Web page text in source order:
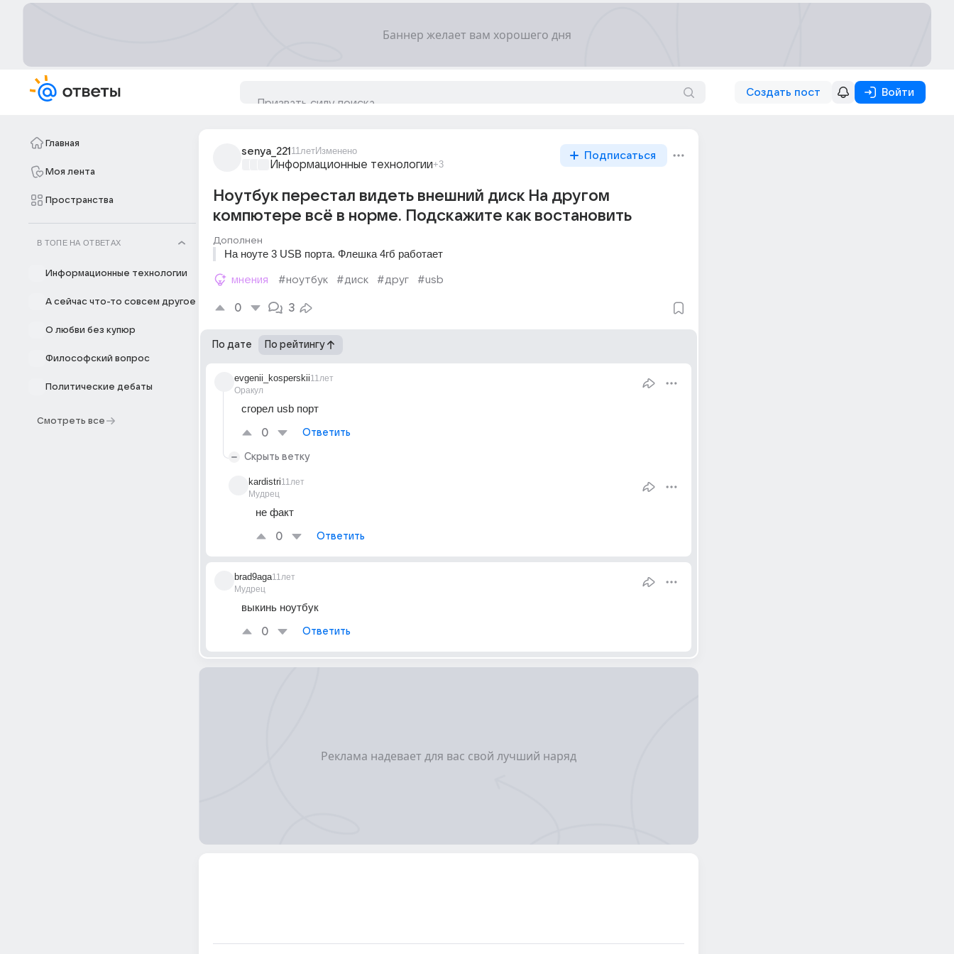
Создать пост Войти
Главная
Моя лента
Пространства
В ТОПЕ НА ОТВЕТАХ
Информационные технологии
А сейчас что-то совсем другое
О любви без купюр
Философский вопрос
Политические дебаты
Смотреть все
senya_221 11летИзменено
Информационные технологии+3
Подписаться
Ноутбук перестал видеть внешний диск На другом
компютере всё в норме. Подскажите как востановить
Дополнен
На ноуте 3 USB порта. Флешка 4гб работает
мнения #ноутбук #диск #друг #usb
0 3
По дате По рейтингу
evgenii_kosperskii
Оракул
11лет
сгорел usb порт
0 Ответить
Скрыть ветку
kardistri
Мудрец
11лет
не факт
0 Ответить
brad9aga
Мудрец
11лет
выкинь ноутбук
0 Ответить